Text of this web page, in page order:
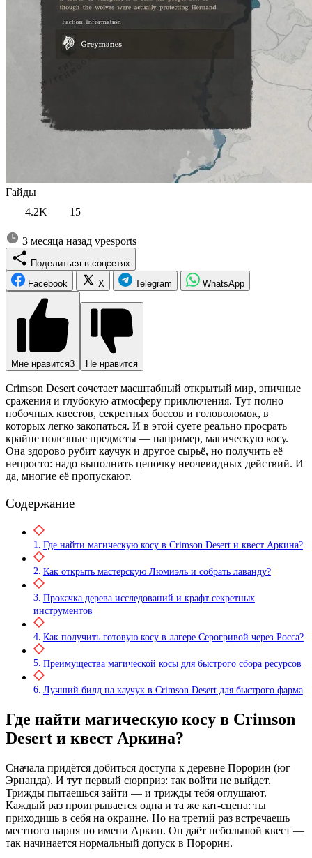
Гайды
4.2K
15
3 месяца назад vpesports
Поделиться в соцсетях
Facebook
X Telegram WhatsApp
Мне нравится3 Не нравится
Crimson Desert сочетает масштабный открытый мир, эпичные
сражения и глубокую атмосферу приключения. Тут полно
побочных квестов, секретных боссов и головоломок, в
которых легко закопаться. И в этой суете реально просрать
крайне полезные предметы — например, магическую косу.
Она здорово рубит каучук и другое сырьё, но получить её
непросто: надо выполнить цепочку неочевидных действий. И
да, многие её пропускают.
Содержание
Где найти магическую косу в Crimson Desert и квест Аркина?
Как открыть мастерскую Люмиэль и собрать лаванду?
Прокачка дерева исследований и крафт секретных
инструментов
Как получить готовую косу в лагере Серогривой через Росса?
Преимущества магической косы для быстрого сбора ресурсов
Лучший билд на каучук в Crimson Desert для быстрого фарма
Где найти магическую косу в Crimson
Desert и квест Аркина?
Сначала придётся добиться доступа к деревне Порорин (юг
Эрнанда). И тут первый сюрприз: так войти не выйдет.
Трижды пытаешься зайти — и трижды тебя оглушают.
Каждый раз проигрывается одна и та же кат-сцена: ты
приходишь в себя на окраине. Но на третий раз встречаешь
местного парня по имени Аркин. Он даёт небольшой квест —
так начинается нормальный допуск в Порорин.